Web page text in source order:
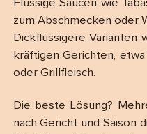
Flüssige Saucen wie
zum Abschmecken oder
Dickflüssigere Varianten
kräftigen Gerichten,
oder Grillfleisch.
Die beste Lösung?
nach Gericht und Saison